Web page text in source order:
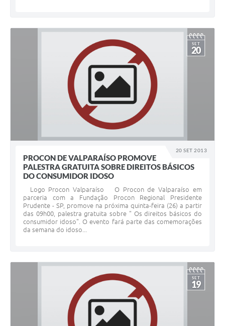
20 SET 2013
SET
20
PROCON DE VALPARAÍSO PROMOVE
PALESTRA GRATUITA SOBRE DIREITOS BÁSICOS
DO CONSUMIDOR IDOSO
Logo Procon Valparaíso O Procon de Valparaíso em
parceria com a Fundação Procon Regional Presidente
Prudente - SP, promove na próxima quinta-feira (26) a partir
das 09h00, palestra gratuita sobre " Os direitos básicos do
consumidor idoso". O evento fará parte das comemorações
da semana do idoso...
SET
19